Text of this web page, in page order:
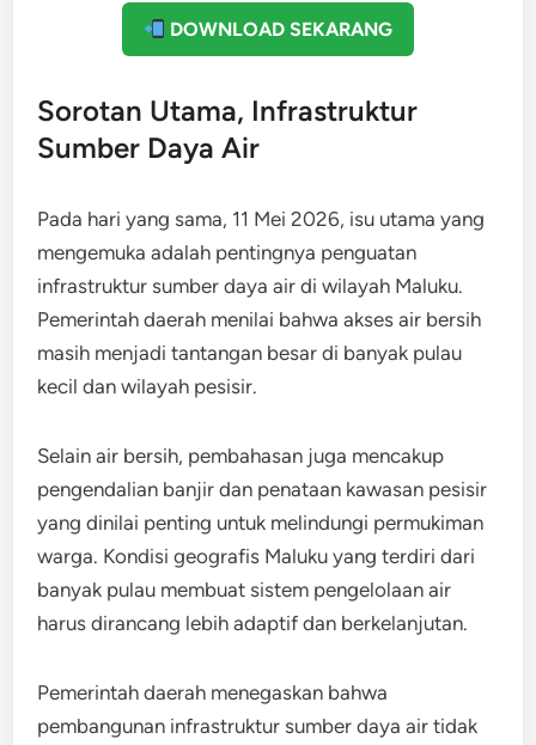
DOWNLOAD SEKARANG
Sorotan Utama, Infrastruktur
Sumber Daya Air
Pada hari yang sama, 11 Mei 2026, isu utama yang
mengemuka adalah pentingnya penguatan
infrastruktur sumber daya air di wilayah Maluku.
Pemerintah daerah menilai bahwa akses air bersih
masih menjadi tantangan besar di banyak pulau
kecil dan wilayah pesisir.
Selain air bersih, pembahasan juga mencakup
pengendalian banjir dan penataan kawasan pesisir
yang dinilai penting untuk melindungi permukiman
warga. Kondisi geografis Maluku yang terdiri dari
banyak pulau membuat sistem pengelolaan air
harus dirancang lebih adaptif dan berkelanjutan.
Pemerintah daerah menegaskan bahwa
pembangunan infrastruktur sumber daya air tidak